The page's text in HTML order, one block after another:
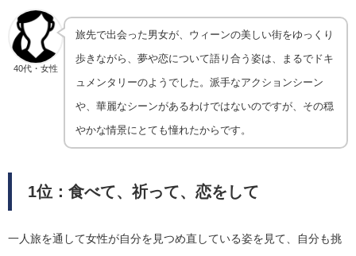
40代・女性
旅先で出会った男女が、ウィーンの美しい街をゆっくり
歩きながら、夢や恋について語り合う姿は、まるでドキ
ュメンタリーのようでした。派手なアクションシーン
や、華麗なシーンがあるわけではないのですが、その穏
やかな情景にとても憧れたからです。
1位： 食べて、祈って、恋をして
一人旅を通して女性が自分を見つめ直している姿を見て、自分も挑